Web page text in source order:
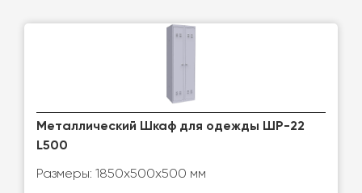
Металлический Шкаф для одежды ШР-22
L500
Размеры: 1850х500х500 мм